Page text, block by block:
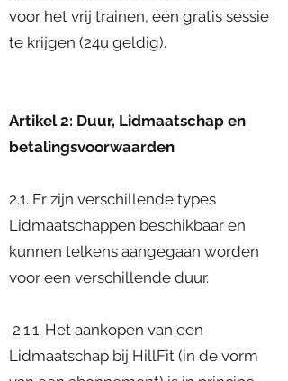
voor het vrij trainen, één gratis sessie
te krijgen (24u geldig).
Artikel 2: Duur, Lidmaatschap en
betalingsvoorwaarden
2.1. Er zijn verschillende types
Lidmaatschappen beschikbaar en
kunnen telkens aangegaan worden
voor een verschillende duur.
2.1.1. Het aankopen van een
Lidmaatschap bij HillFit (in de vorm